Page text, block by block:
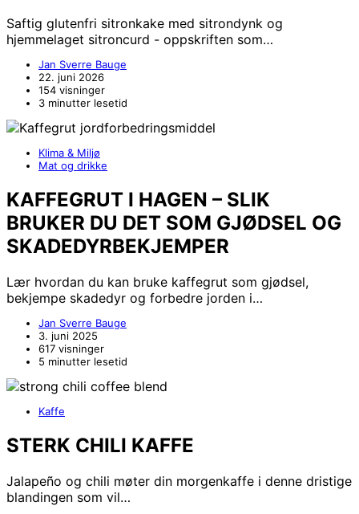
Saftig glutenfri sitronkake med sitrondynk og
hjemmelaget sitroncurd - oppskriften som…
Jan Sverre Bauge
22. juni 2026
154 visninger
3 minutter lesetid
Klima & Miljø
Mat og drikke
KAFFEGRUT I HAGEN – SLIK
BRUKER DU DET SOM GJØDSEL OG
SKADEDYRBEKJEMPER
Lær hvordan du kan bruke kaffegrut som gjødsel,
bekjempe skadedyr og forbedre jorden i…
Jan Sverre Bauge
3. juni 2025
617 visninger
5 minutter lesetid
Kaffe
STERK CHILI KAFFE
Jalapeño og chili møter din morgenkaffe i denne dristige
blandingen som vil…